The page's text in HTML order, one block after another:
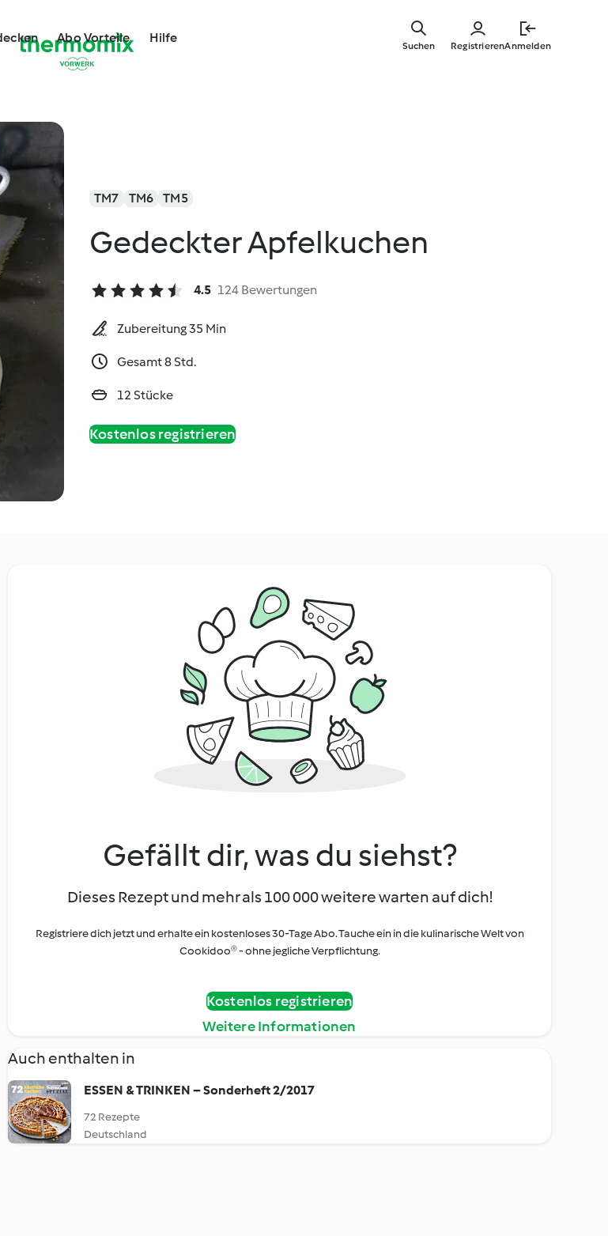
springen
Abo Vorteile Hilfe
RegistrierenAnmelden
Suchen
TM7 TM6 TM5
Gedeckter Apfelkuchen
4.5 124 Bewertungen
Zubereitung 35 Min
Gesamt 8 Std.
12 Stücke
Kostenlos registrieren
Gefällt dir, was du siehst?
Dieses Rezept und mehr als 100 000 weitere warten auf dich!
Registriere dich jetzt und erhalte ein kostenloses 30-Tage Abo. Tauche ein in die kulinarische Welt von
Cookidoo® - ohne jegliche Verpflichtung.
Kostenlos registrieren
Weitere Informationen
Auch enthalten in
ESSEN & TRINKEN – Sonderheft 2/2017
72 Rezepte
Deutschland